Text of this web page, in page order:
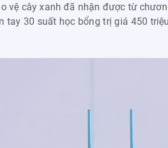
vệ cây xanh đã nhận được từ
tay 30 suất học bổng trị giá 450